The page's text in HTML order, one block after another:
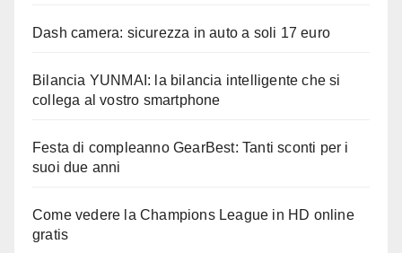
Dash camera: sicurezza in auto a soli 17 euro
Bilancia YUNMAI: la bilancia intelligente che si
collega al vostro smartphone
Festa di compleanno GearBest: Tanti sconti per i
suoi due anni
Come vedere la Champions League in HD online
gratis